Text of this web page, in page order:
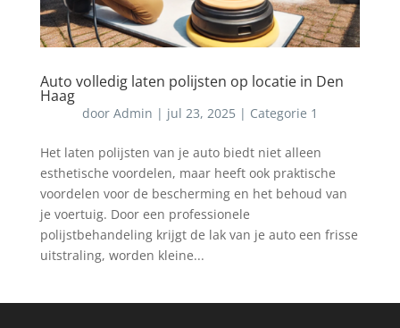
Auto volledig laten polijsten op locatie in Den
Haag
door Admin | jul 23, 2025 | Categorie 1
Het laten polijsten van je auto biedt niet alleen
esthetische voordelen, maar heeft ook praktische
voordelen voor de bescherming en het behoud van
je voertuig. Door een professionele
polijstbehandeling krijgt de lak van je auto een frisse
uitstraling, worden kleine...